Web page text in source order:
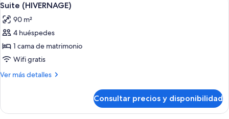
camas
individuales
(Agdal)
todas
las
fotos
de
Suite
(HIVERNAGE)
7
Suite (HIVERNAGE)
90 m²
4 huéspedes
1 cama de matrimonio
Wifi gratis
Ver más detalles
Más
(HIVERNAGE)
Consultar precios y disponibilidad